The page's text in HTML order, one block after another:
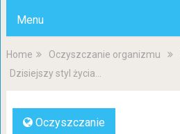
Menu
Home Oczyszczanie organizmu
Dzisiejszy styl życia…
Oczyszczanie